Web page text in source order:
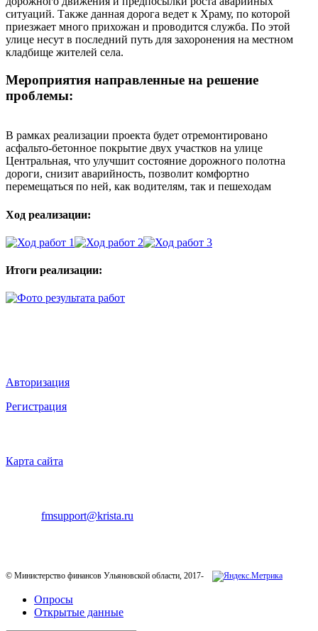
ситуаций. Также данная дорога ведет к Храму, по которой
приезжает много прихожан и проводится служба. По этой
улице несут в последний путь для захоронения на местном
кладбище жителей села.
Мероприятия направленные на решение
проблемы:
В рамках реализации проекта будет отремонтировано
асфальто-бетонное покрытие двух участков на улице
Центральная, что улучшит состояние дорожного полотна
дороги, снизит аварийность, позволит комфортно
перемещаться по ней, как водителям, так и пешеходам
Ход реализации:
Итоги реализации:
Авторизация
Регистрация
Карта сайта
fmsupport@krista.ru
© Министерство финансов Ульяновской области, 2017-
Опросы
Открытые данные